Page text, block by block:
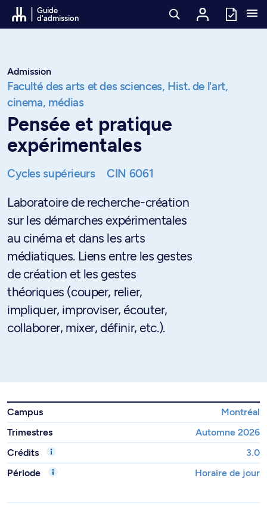
Passer au contenu
Guide
d'admission
Admission
Faculté des arts et des sciences, Hist. de l'art,
cinema, médias
Pensée et pratique
expérimentales
Cycles supérieurs CIN 6061
Laboratoire de recherche-création
sur les démarches expérimentales
au cinéma et dans les arts
médiatiques. Liens entre les gestes
de création et les gestes
théoriques (couper, relier,
impliquer, improviser, écouter,
collaborer, mixer, définir, etc.).
Campus
Montréal
Trimestres
Automne 2026
Crédits
3.0
Période
Horaire de jour